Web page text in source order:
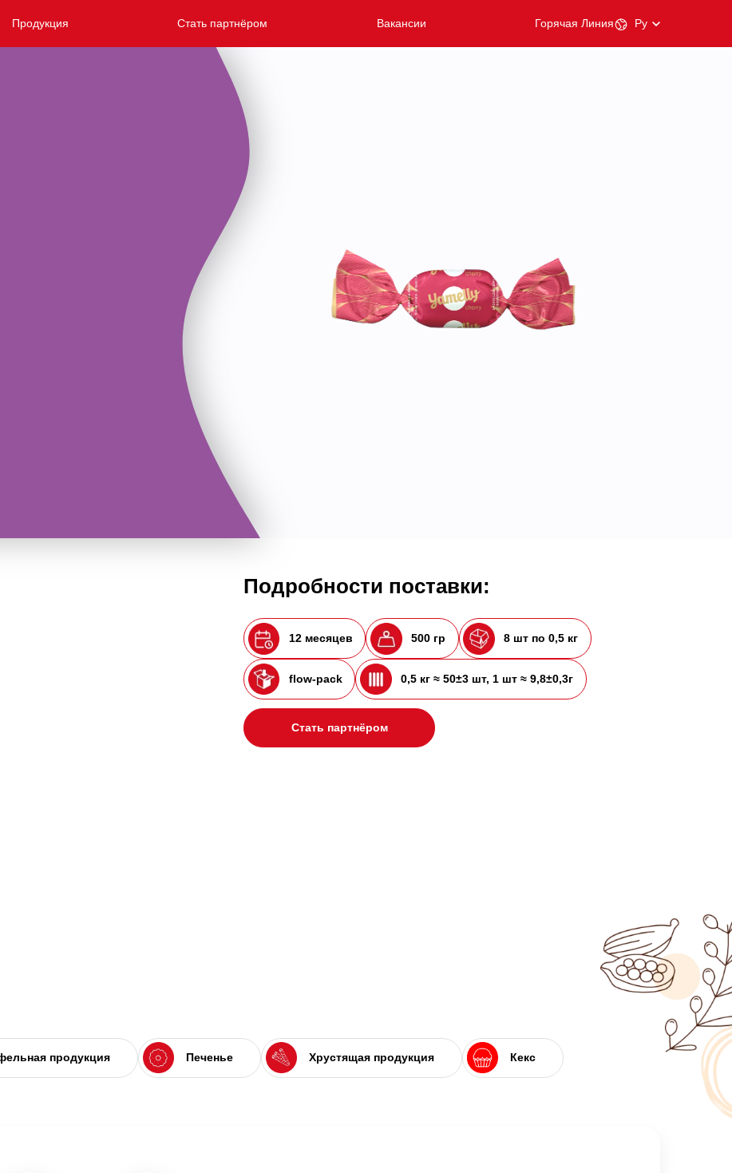
Продукция Стать партнёром Вакансии Горячая Линия Ру
Подробности поставки:
12 месяцев 500 гр 8 шт по 0,5 кг
flow-pack 0,5 кг ≈ 50±3 шт, 1 шт ≈ 9,8±0,3г
Стать партнёром
продукция Печенье Хрустящая продукция Кекс